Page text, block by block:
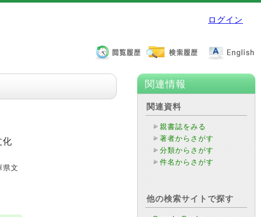
ログイン
化
県文
関連情報
関連資料
親書誌をみる
著者からさがす
分類からさがす
件名からさがす
他の検索サイトで探す